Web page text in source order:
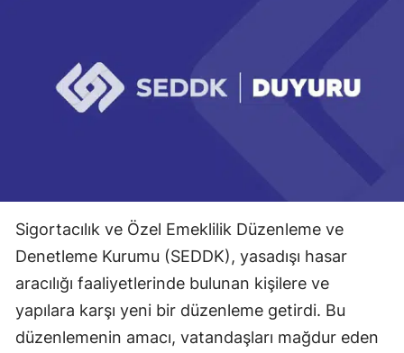
Çankırı
Edirne
Elazığ
Erzincan
Erzurum
Sigortacılık ve Özel Emeklilik Düzenleme ve
Denetleme Kurumu (SEDDK), yasadışı hasar
aracılığı faaliyetlerinde bulunan kişilere ve
yapılara karşı yeni bir düzenleme getirdi. Bu
düzenlemenin amacı, vatandaşları mağdur eden